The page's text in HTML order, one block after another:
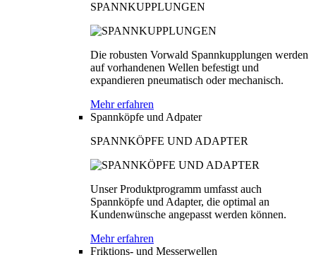
SPANNKUPPLUNGEN
Die robusten Vorwald Spannkupplungen werden
auf vorhandenen Wellen befestigt und
expandieren pneumatisch oder mechanisch.
Mehr erfahren
Spannköpfe und Adpater
SPANNKÖPFE UND ADAPTER
Unser Produktprogramm umfasst auch
Spannköpfe und Adapter, die optimal an
Kundenwünsche angepasst werden können.
Mehr erfahren
Friktions- und Messerwellen